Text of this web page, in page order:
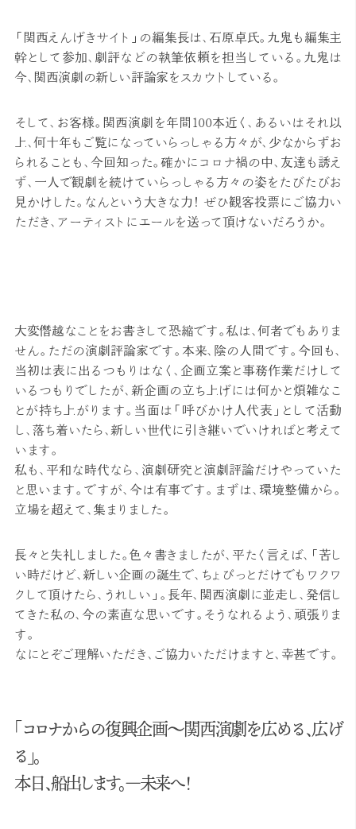
「関西えんげきサイト」の編集長は、石原卓氏。九鬼も編集主
幹として参加、劇評などの執筆依頼を担当している。九鬼は
今、関西演劇の新しい評論家をスカウトしている。
そして、お客様。関西演劇を年間100本近く、あるいはそれ以
上、何十年もご覧になっていらっしゃる方々が、少なからずお
られることも、今回知った。確かにコロナ禍の中、友達も誘え
ず、一人で観劇を続けていらっしゃる方々の姿をたびたびお
見かけした。なんという大きな力！ ぜひ観客投票にご協力い
ただき、アーティストにエールを送って頂けないだろうか。
大変僭越なことをお書きして恐縮です。私は、何者でもありま
せん。ただの演劇評論家です。本来、陰の人間です。今回も、
当初は表に出るつもりはなく、企画立案と事務作業だけして
いるつもりでしたが、新企画の立ち上げには何かと煩雑なこ
とが持ち上がります。当面は「呼びかけ人代表」として活動
し、落ち着いたら、新しい世代に引き継いでいければと考えて
います。
私も、平和な時代なら、演劇研究と演劇評論だけやっていた
と思います。ですが、今は有事です。まずは、環境整備から。
立場を超えて、集まりました。
長々と失礼しました。色々書きましたが、平たく言えば、「苦し
い時だけど、新しい企画の誕生で、ちょぴっとだけでもワクワ
クして頂けたら、うれしい」。長年、関西演劇に並走し、発信し
てきた私の、今の素直な思いです。そうなれるよう、頑張りま
す。
なにとぞご理解いただき、ご協力いただけますと、幸甚です。
「コロナからの復興企画～関西演劇を広める、広げ
る」。
本日、船出します。―未来へ！